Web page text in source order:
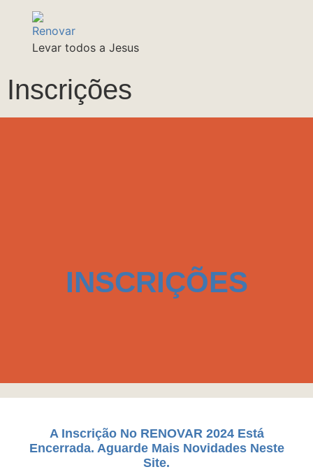
Levar todos a Jesus
Inscrições
INSCRIÇÕES
A Inscrição No RENOVAR 2024 Está
Encerrada. Aguarde Mais Novidades Neste
Site.